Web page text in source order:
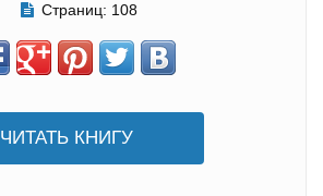
Страниц: 108
ЧИТАТЬ КНИГУ